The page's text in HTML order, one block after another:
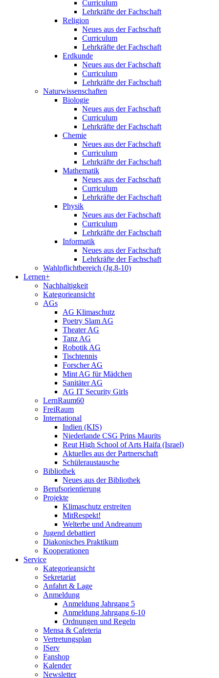
Curriculum
Lehrkräfte der Fachschaft
Religion
Neues aus der Fachschaft
Curriculum
Lehrkräfte der Fachschaft
Erdkunde
Neues aus der Fachschaft
Curriculum
Lehrkräfte der Fachschaft
Naturwissenschaften
Biologie
Neues aus der Fachschaft
Curriculum
Lehrkräfte der Fachschaft
Chemie
Neues aus der Fachschaft
Curriculum
Lehrkräfte der Fachschaft
Mathematik
Neues aus der Fachschaft
Curriculum
Lehrkräfte der Fachschaft
Physik
Neues aus der Fachschaft
Curriculum
Lehrkräfte der Fachschaft
Informatik
Neues aus der Fachschaft
Lehrkräfte der Fachschaft
Wahlpflichtbereich (Jg.8-10)
Lernen+
Nachhaltigkeit
Kategorieansicht
AGs
AG Klimaschutz
Poetry Slam AG
Theater AG
Tanz AG
Robotik AG
Tischtennis
Forscher AG
Mint AG für Mädchen
Sanitäter AG
AG IT Security Girls
LernRaum60
FreiRaum
International
Indien (KIS)
Niederlande CSG Prins Maurits
Reut High School of Arts Haifa (Israel)
Aktuelles aus der Partnerschaft
Schüleraustausche
Bibliothek
Neues aus der Bibliothek
Berufsorientierung
Projekte
Klimaschutz erstreiten
MitRespekt!
Welterbe und Andreanum
Jugend debattiert
Diakonisches Praktikum
Kooperationen
Service
Kategorieansicht
Sekretariat
Anfahrt & Lage
Anmeldung
Anmeldung Jahrgang 5
Anmeldung Jahrgang 6-10
Ordnungen und Regeln
Mensa & Cafeteria
Vertretungsplan
IServ
Fanshop
Kalender
Newsletter